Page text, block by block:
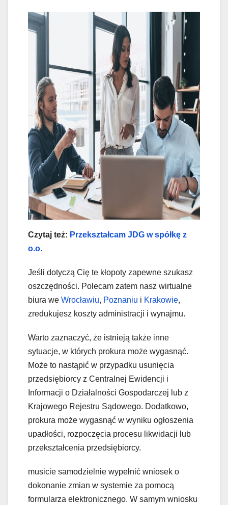
Czytaj też: Przekształcam JDG w spółkę z
o.o.
Jeśli dotyczą Cię te kłopoty zapewne szukasz
oszczędności. Polecam zatem nasz wirtualne
biura we Wrocławiu, Poznaniu i Krakowie,
zredukujesz koszty administracji i wynajmu.
Warto zaznaczyć, że istnieją także inne
sytuacje, w których prokura może wygasnąć.
Może to nastąpić w przypadku usunięcia
przedsiębiorcy z Centralnej Ewidencji i
Informacji o Działalności Gospodarczej lub z
Krajowego Rejestru Sądowego. Dodatkowo,
prokura może wygasnąć w wyniku ogłoszenia
upadłości, rozpoczęcia procesu likwidacji lub
przekształcenia przedsiębiorcy.
musicie samodzielnie wypełnić wniosek o
dokonanie zmian w systemie za pomocą
formularza elektronicznego. W samym wniosku